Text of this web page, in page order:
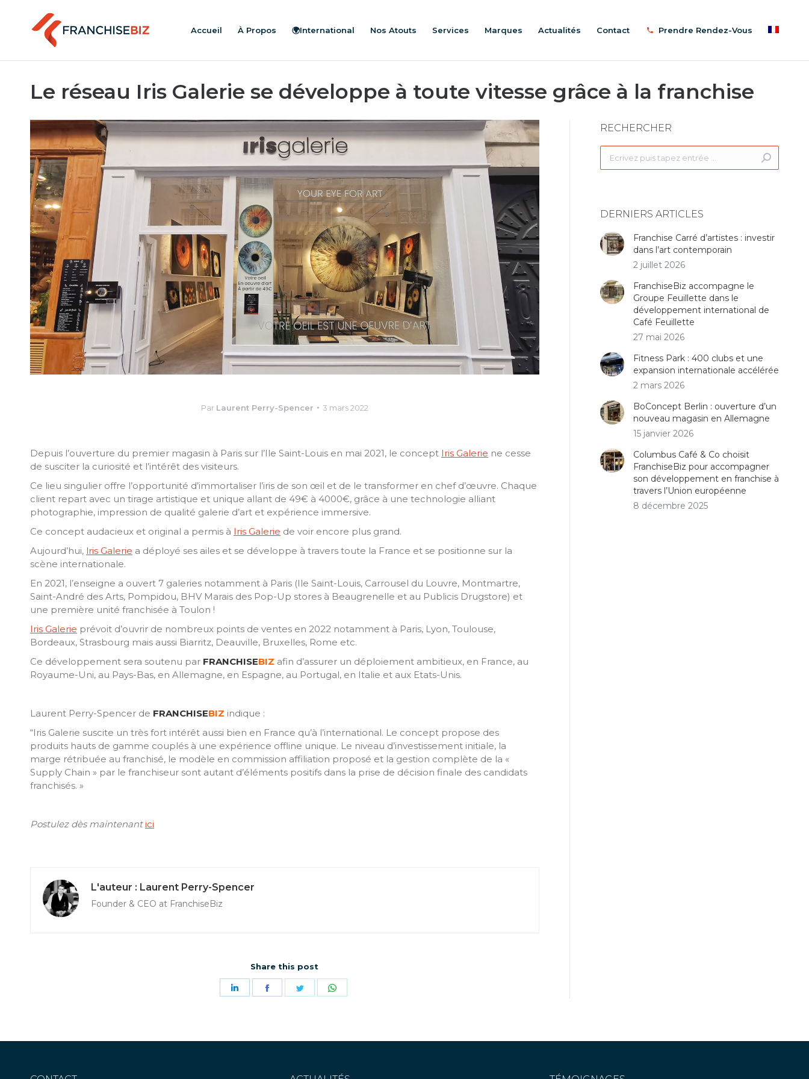
Accueil À Propos 🌍International Nos Atouts Services Marques Actualités Contact Prendre Rendez-Vous
Le réseau Iris Galerie se développe à toute vitesse grâce à la franchise
Par Laurent Perry-Spencer 3 mars 2022
Depuis l’ouverture du premier magasin à Paris sur l’Ile Saint-Louis en mai 2021, le concept Iris Galerie ne cesse
de susciter la curiosité et l’intérêt des visiteurs.
Ce lieu singulier offre l’opportunité d’immortaliser l’iris de son œil et de le transformer en chef d’œuvre. Chaque
client repart avec un tirage artistique et unique allant de 49€ à 4000€, grâce à une technologie alliant
photographie, impression de qualité galerie d’art et expérience immersive.
Ce concept audacieux et original a permis à Iris Galerie de voir encore plus grand.
Aujourd’hui, lris Galerie a déployé ses ailes et se développe à travers toute la France et se positionne sur la
scène internationale.
En 2021, l’enseigne a ouvert 7 galeries notamment à Paris (Ile Saint-Louis, Carrousel du Louvre, Montmartre,
Saint-André des Arts, Pompidou, BHV Marais des Pop-Up stores à Beaugrenelle et au Publicis Drugstore) et
une première unité franchisée à Toulon !
Iris Galerie prévoit d’ouvrir de nombreux points de ventes en 2022 notamment à Paris, Lyon, Toulouse,
Bordeaux, Strasbourg mais aussi Biarritz, Deauville, Bruxelles, Rome etc.
Ce développement sera soutenu par FRANCHISEBIZ afin d’assurer un déploiement ambitieux, en France, au
Royaume-Uni, au Pays-Bas, en Allemagne, en Espagne, au Portugal, en Italie et aux Etats-Unis.
Laurent Perry-Spencer de FRANCHISEBIZ indique :
“Iris Galerie suscite un très fort intérêt aussi bien en France qu’à l’international. Le concept propose des
produits hauts de gamme couplés à une expérience offline unique. Le niveau d’investissement initiale, la
marge rétribuée au franchisé, le modèle en commission affiliation proposé et la gestion complète de la «
Supply Chain » par le franchiseur sont autant d’éléments positifs dans la prise de décision finale des candidats
franchisés. »
Postulez dès maintenantici
Laurent Perry-Spencer
Founder & CEO at FranchiseBiz
Share this post
PartagerPartagerPartagerPartager
RECHERCHER
DERNIERS ARTICLES
Franchise Carré d’artistes : investir
dans l’art contemporain
2 juillet 2026
FranchiseBiz accompagne le
Groupe Feuillette dans le
développement international de
Café Feuillette
27 mai 2026
Fitness Park : 400 clubs et une
expansion internationale accélérée
2 mars 2026
BoConcept Berlin : ouverture d’un
nouveau magasin en Allemagne
15 janvier 2026
Columbus Café & Co choisit
FranchiseBiz pour accompagner
son développement en franchise à
travers l’Union européenne
8 décembre 2025